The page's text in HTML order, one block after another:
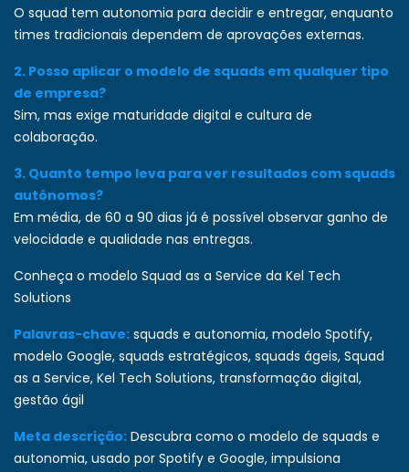
O squad tem autonomia para decidir e entregar, enquanto
times tradicionais dependem de aprovações externas.
2. Posso aplicar o modelo de squads em qualquer tipo
de empresa?
Sim, mas exige maturidade digital e cultura de
colaboração.
3. Quanto tempo leva para ver resultados com squads
autônomos?
Em média, de 60 a 90 dias já é possível observar ganho de
velocidade e qualidade nas entregas.
Conheça o modelo Squad as a Service da Kel Tech
Solutions
Palavras-chave: squads e autonomia, modelo Spotify,
modelo Google, squads estratégicos, squads ágeis, Squad
as a Service, Kel Tech Solutions, transformação digital,
gestão ágil
Meta descrição: Descubra como o modelo de squads e
autonomia, usado por Spotify e Google, impulsiona